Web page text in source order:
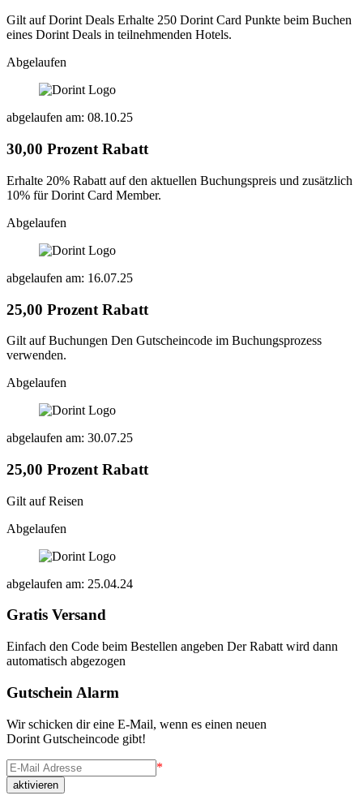
Gilt auf Dorint Deals Erhalte 250 Dorint Card Punkte beim Buchen
eines Dorint Deals in teilnehmenden Hotels.
Abgelaufen
abgelaufen am: 08.10.25
30,00 Prozent Rabatt
Erhalte 20% Rabatt auf den aktuellen Buchungspreis und zusätzlich
10% für Dorint Card Member.
Abgelaufen
abgelaufen am: 16.07.25
25,00 Prozent Rabatt
Gilt auf Buchungen Den Gutscheincode im Buchungsprozess
verwenden.
Abgelaufen
abgelaufen am: 30.07.25
25,00 Prozent Rabatt
Gilt auf Reisen
Abgelaufen
abgelaufen am: 25.04.24
Gratis Versand
Einfach den Code beim Bestellen angeben Der Rabatt wird dann
automatisch abgezogen
Gutschein Alarm
Wir schicken dir eine E-Mail, wenn es einen neuen
Dorint Gutscheincode gibt!
*